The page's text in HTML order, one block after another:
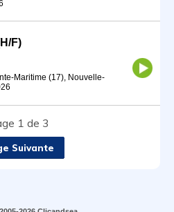
F)
Maritime (17), Nouvelle-
1 de 3
Suivante